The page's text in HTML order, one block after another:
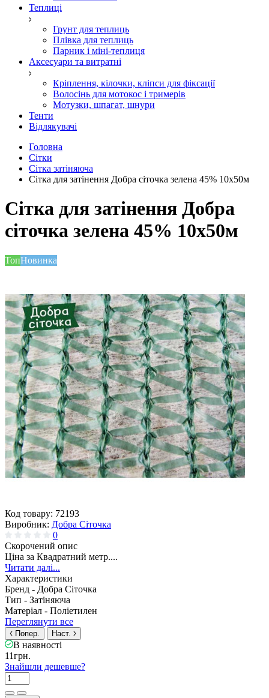
Теплиці
Грунт для теплиць
Плівка для теплиць
Парник і міні-теплиця
Аксесуари та витратні
Кріплення, кілочки, кліпси для фіксації
Волосінь для мотокос і тримерів
Мотузки, шпагат, шнури
Тенти
Відлякувачі
Головна
Сітки
Сітка затіняюча
Cітка для затінення Добра сіточка зелена 45% 10х50м
Cітка для затінення Добра
сіточка зелена 45% 10х50м
ТопНовинка
Код товару: 72193
Виробник: Добра Сіточка
0
Скорочений опис
Ціна за Квадратний метр....
Читати далі...
Характеристики
Бренд - Добра Сіточка
Тип - Затіняюча
Матеріал - Поліетилен
Переглянути все
Попер. Наст.
В наявності
11грн.
Знайшли дешевше?